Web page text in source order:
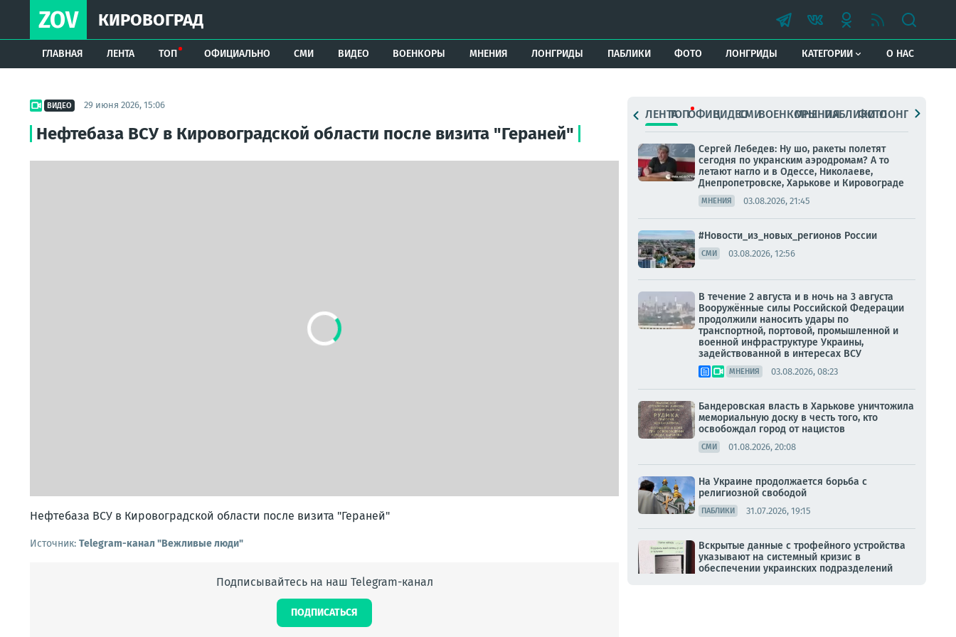
ZOV КИРОВОГРАД
ГЛАВНАЯ ЛЕНТА ТОП ОФИЦИАЛЬНО СМИ ВИДЕО ВОЕНКОРЫ МНЕНИЯ ЛОНГРИДЫ ПАБЛИКИ ФОТО ЛОНГРИДЫ КАТЕГОРИИ О НАС
ВИДЕО 29 июня 2026, 15:06
Нефтебаза ВСУ в Кировоградской области после визита "Гераней"
Нефтебаза ВСУ в Кировоградской области после визита "Гераней"
Источник: Telegram-канал "Вежливые люди"
Подписывайтесь на наш Telegram-канал
ПОДПИСАТЬСЯ
ЛЕНТАТОПОФИЦ.ВИДЕОСМИВОЕНКОРЫМНЕНИЯПАБЛИКИ
ФОТОЛОНГРИДЫ
Сергей Лебедев: Ну шо, ракеты полетят
сегодня по укранским аэродромам? А то
летают нагло и в Одессе, Николаеве,
Днепропетровске, Харькове и Кировограде
МНЕНИЯ 03.08.2026, 21:45
#Новости_из_новых_регионов России
СМИ 03.08.2026, 12:56
В течение 2 августа и в ночь на 3 августа
Вооружённые силы Российской Федерации
продолжили наносить удары по
транспортной, портовой, промышленной и
военной инфраструктуре Украины,
задействованной в интересах ВСУ
МНЕНИЯ 03.08.2026, 08:23
Бандеровская власть в Харькове уничтожила
мемориальную доску в честь того, кто
освобождал город от нацистов
СМИ 01.08.2026, 20:08
На Украине продолжается борьба с
религиозной свободой
ПАБЛИКИ 31.07.2026, 19:15
Вскрытые данные с трофейного устройства
указывают на системный кризис в
обеспечении украинских подразделений